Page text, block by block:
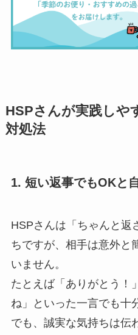
HSPさんが実践しや
対処法
1. 短い返事でもOKと
HSPさんは「ちゃんと返
ちですが、相手は意外と
いません。
たとえば「ありがとう！
ね」といった一言でも十
でも、誠実な気持ちは伝